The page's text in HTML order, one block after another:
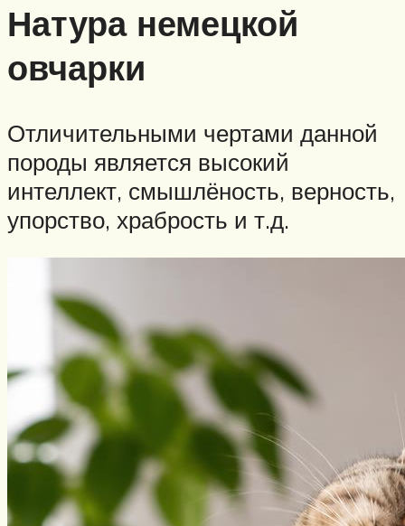
Натура немецкой
овчарки
Отличительными чертами данной
породы является высокий
интеллект, смышлёность, верность,
упорство, храбрость и т.д.